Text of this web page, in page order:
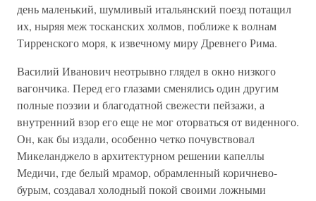
день маленький, шумливый итальянский поезд потащил
их, ныряя меж тосканских холмов, поближе к волнам
Тирренского моря, к извечному миру Древнего Рима.
Василий Иванович неотрывно глядел в окно низкого
вагончика. Перед его глазами сменялись один другим
полные поэзии и благодатной свежести пейзажи, а
внутренний взор его еще не мог оторваться от виденного.
Он, как бы издали, особенно четко почувствовал
Микеланджело в архитектурном решении капеллы
Медичи, где белый мрамор, обрамленный коричнево-
бурым, создавал холодный покой своими ложными